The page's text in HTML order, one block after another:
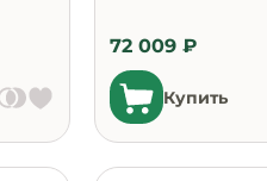
72 009 ₽
Купить